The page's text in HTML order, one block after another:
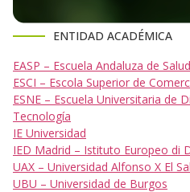
ENTIDAD ACADÉMICA
EASP – Escuela Andaluza de
ESCI – Escola Superior de
ESNE – Escuela Universitaria de
Tecnología
IE Universidad
IED Madrid – Istituto Europeo di
UAX – Universidad Alfonso X El
UBU – Universidad de Burgos